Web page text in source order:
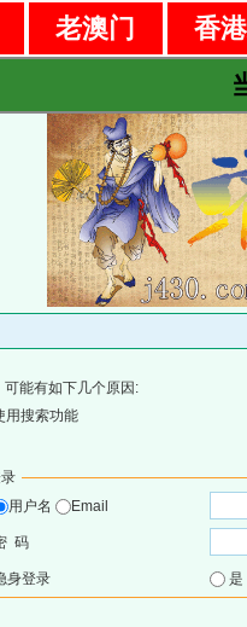
老澳门
香
能有如下几个原因:
用搜索功能
用户名
Email
码
身登录